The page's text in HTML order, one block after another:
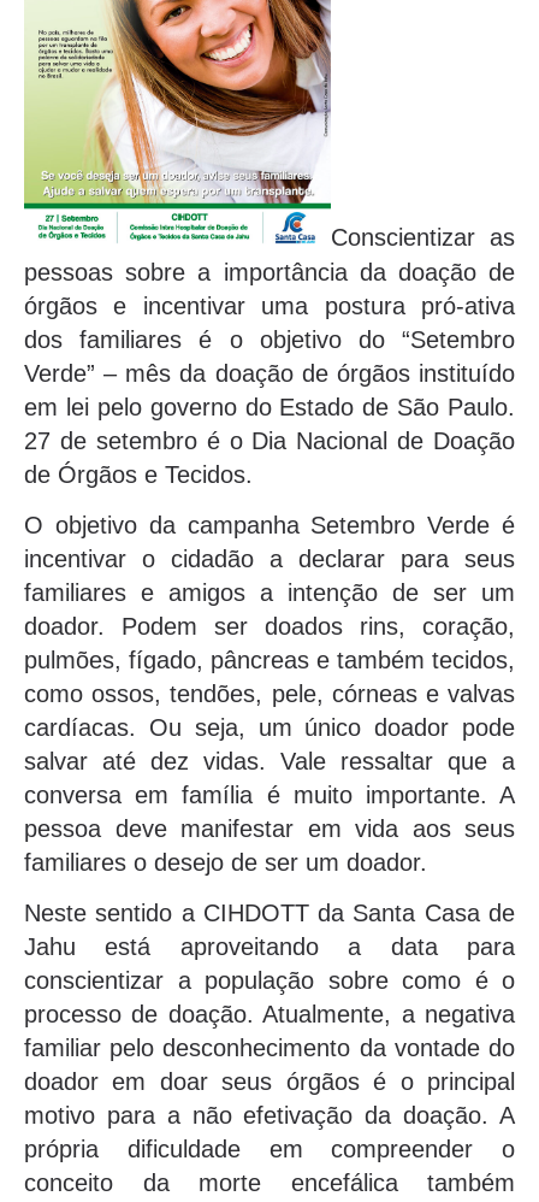
Conscientizar as
pessoas sobre a importância da doação de
órgãos e incentivar uma postura pró-ativa
dos familiares é o objetivo do “Setembro
Verde” – mês da doação de órgãos instituído
em lei pelo governo do Estado de São Paulo.
27 de setembro é o Dia Nacional de Doação
de Órgãos e Tecidos.
O objetivo da campanha Setembro Verde é
incentivar o cidadão a declarar para seus
familiares e amigos a intenção de ser um
doador. Podem ser doados rins, coração,
pulmões, fígado, pâncreas e também tecidos,
como ossos, tendões, pele, córneas e valvas
cardíacas. Ou seja, um único doador pode
salvar até dez vidas. Vale ressaltar que a
conversa em família é muito importante. A
pessoa deve manifestar em vida aos seus
familiares o desejo de ser um doador.
Neste sentido a CIHDOTT da Santa Casa de
Jahu está aproveitando a data para
conscientizar a população sobre como é o
processo de doação. Atualmente, a negativa
familiar pelo desconhecimento da vontade do
doador em doar seus órgãos é o principal
motivo para a não efetivação da doação. A
própria dificuldade em compreender o
conceito da morte encefálica também